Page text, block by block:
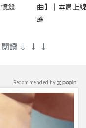
殺
曲】｜本周上
薦
閱讀 ↓ ↓ ↓
Recommended by